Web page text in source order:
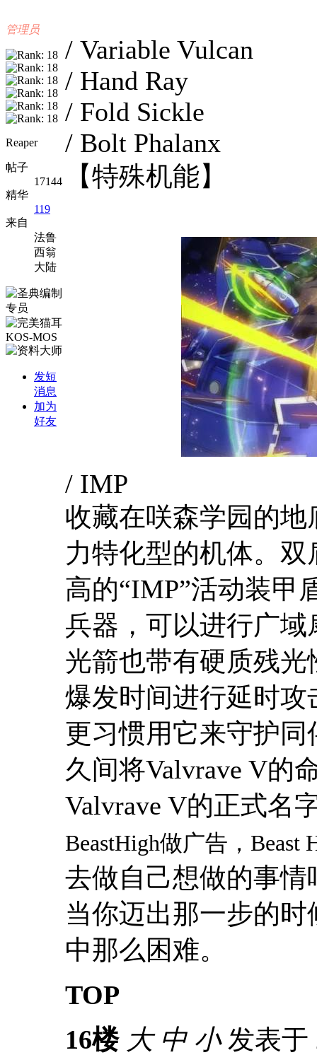
管理员
Reaper
帖子
17144
精华
119
来自
法鲁
西翁
大陆
发短
消息
加为
好友
/ Variable Vulcan
/ Hand Ray
/ Fold Sickle
/ Bolt Phalanx
【特殊机能】
/ IMP
收藏在咲森学园的地
力特化型的机体。
高的“IMP”活动装甲
兵器，可以进行广
光箭也带有硬质残
爆发时间进行延时
更习惯用它来守护同
久间将Valvrave V的
Valvrave V的正式名
BeastHigh做广告， Beast
去做自己想做的事
当你迈出那一步的
中那么困难。
TOP
16楼 大 中 小发表于